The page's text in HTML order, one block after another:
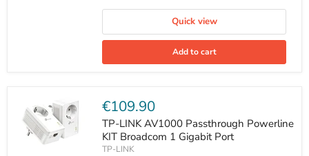
Quick view
Add to cart
Current
price
€109.90
TP-LINK AV1000 Passthrough Powerline
KIT Broadcom 1 Gigabit Port
TP-LINK